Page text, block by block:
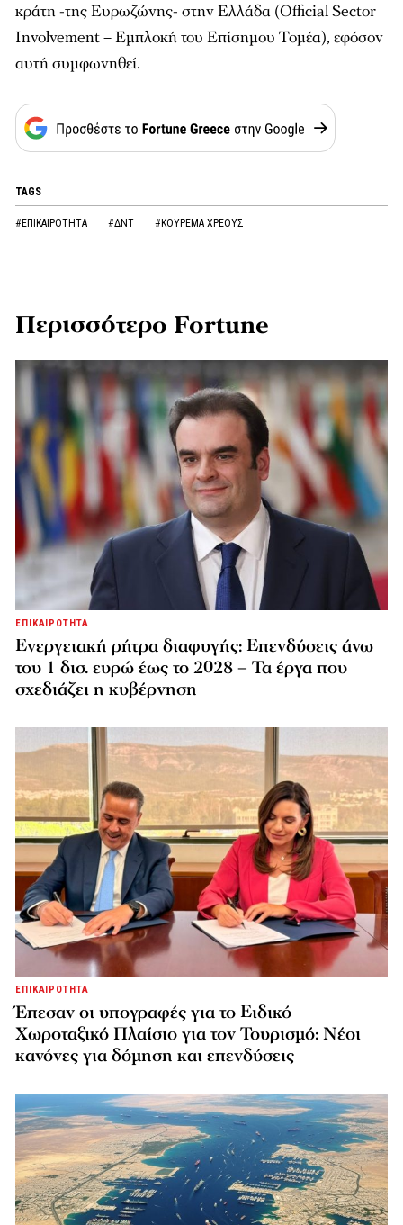
κράτη -της Ευρωζώνης- στην Ελλάδα (Official Sector
Involvement – Εμπλοκή του Επίσημου Τομέα), εφόσον
αυτή συμφωνηθεί.
TAGS
#ΕΠΙΚΑΙΡΟΤΗΤΑ #ΔΝΤ #ΚΟΥΡΕΜΑ ΧΡΕΟΥΣ
Περισσότερο Fortune
ΕΠΙΚΑΙΡΟΤΗΤΑ
Ενεργειακή ρήτρα διαφυγής: Επενδύσεις άνω
του 1 δισ. ευρώ έως το 2028 – Τα έργα που
σχεδιάζει η κυβέρνηση
ΕΠΙΚΑΙΡΟΤΗΤΑ
Έπεσαν οι υπογραφές για το Ειδικό
Χωροταξικό Πλαίσιο για τον Τουρισμό: Νέοι
κανόνες για δόμηση και επενδύσεις